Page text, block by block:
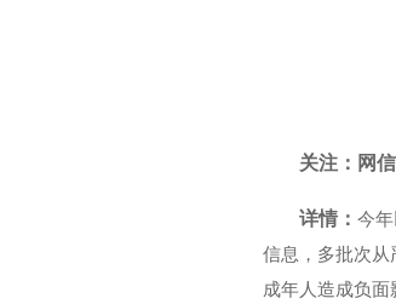
关注：网
详情： 今
信息，多批次从
成年人造成负面